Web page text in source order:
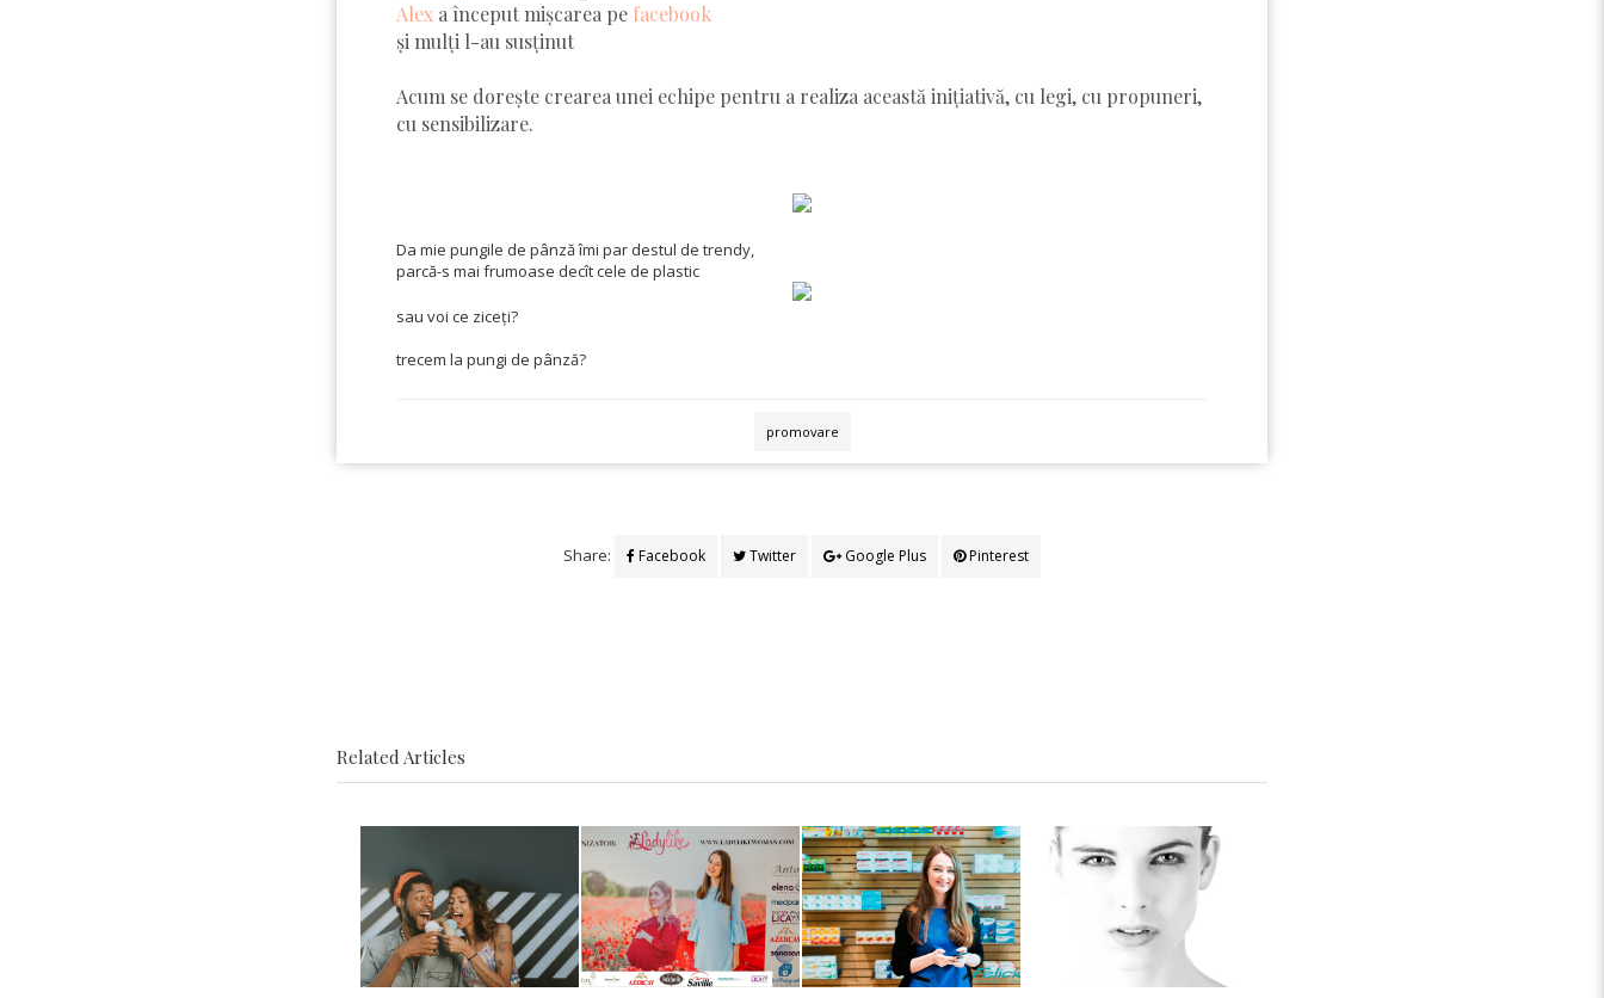
Alex a început mișcarea pe facebook
și mulți l-au susținut
Acum se dorește crearea unei echipe pentru a realiza această inițiativă, cu legi, cu propuneri,
cu sensibilizare.
Da mie pungile de pânză îmi par destul de trendy,
parcă-s mai frumoase decît cele de plastic
sau voi ce ziceți?
trecem la pungi de pânză?
promovare
Share: Facebook Twitter Google Plus Pinterest
Related Articles